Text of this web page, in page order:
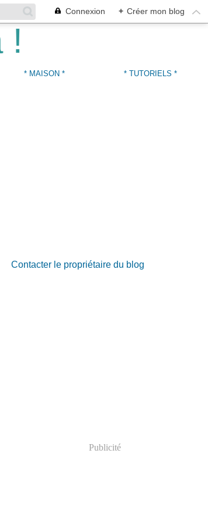
Connexion + Créer mon blog
* MAISON * * TUTORIELS *
Contacter le propriétaire du blog
Publicité